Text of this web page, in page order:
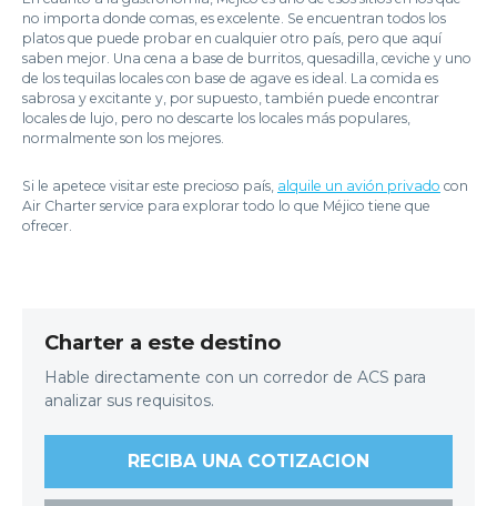
no importa donde comas, es excelente. Se encuentran todos los
platos que puede probar en cualquier otro país, pero que aquí
saben mejor. Una cena a base de burritos, quesadilla, ceviche y uno
de los tequilas locales con base de agave es ideal. La comida es
sabrosa y excitante y, por supuesto, también puede encontrar
locales de lujo, pero no descarte los locales más populares,
normalmente son los mejores.
Si le apetece visitar este precioso país, alquile un avión privado con
Air Charter service para explorar todo lo que Méjico tiene que
ofrecer.
Charter a este destino
Hable directamente con un corredor de ACS para
analizar sus requisitos.
RECIBA UNA COTIZACION